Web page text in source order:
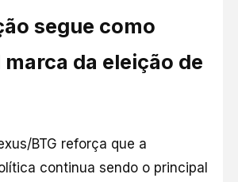
segue como
da eleição de
BTG reforça que a
continua sendo o principal